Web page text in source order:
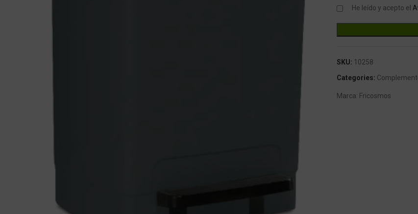
He leído y acepto el
SKU: 10258
Categories:
Marca: Fricosmos